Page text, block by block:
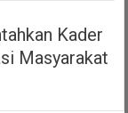
Kader
Masyarakat